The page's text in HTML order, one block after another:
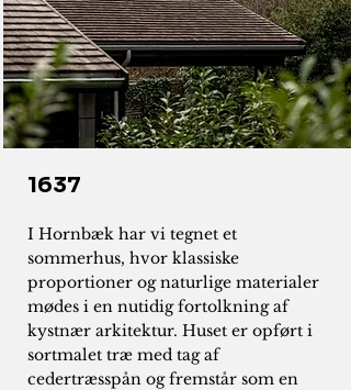
1637
I Hornbæk har vi tegnet et
sommerhus, hvor klassiske
proportioner og naturlige materialer
mødes i en nutidig fortolkning af
kystnær arkitektur. Huset er opført i
sortmalet træ med tag af
cedertræsspån og fremstår som en